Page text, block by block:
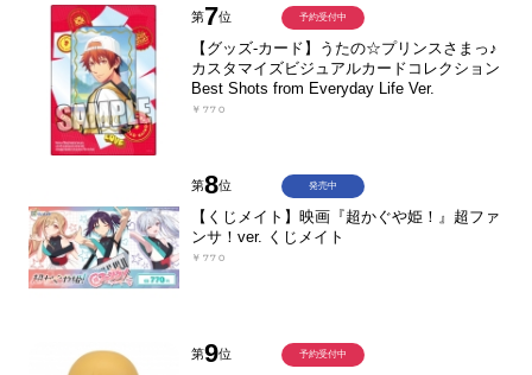
第7位
【グッズ-カード】うたの☆プリンスさまっ♪
カスタマイズビジュアルカードコレクション
Best Shots from Everyday Life Ver.
￥770
予約受付中
第8位
【くじメイト】映画『超かぐや姫！』超ファ
ンサ！ver. くじメイト
￥770
発売中
第9位 予約受付中